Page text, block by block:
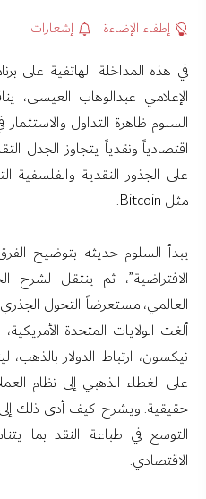
إطفاء الإضاءة
إشعارات
في هذه المداخلة الهاتفية على
الإعلامي عبدالوهاب العيسى،
السلوم ظاهرة التداول
اقتصادياً ونقدياً يتجاوز الجدل
على الجذور النقدية والفلسفية
مثل Bitcoin.
يبدأ السلوم حديثه بتوضيح
الافتراضية”، ثم ينتقل لشرح
ألغت الولايات المتحدة
نيكسون، ارتباط الدولار
على الغطاء الذهبي إلى نظام
حقيقية. ويشرح كيف أدى ذلك إلى
التوسع في طباعة النقد بما
الاقتصادي.